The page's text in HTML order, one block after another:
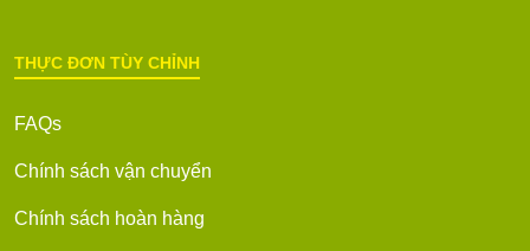
THỰC ĐƠN TÙY CHỈNH
FAQs
Chính sách vận chuyển
Chính sách hoàn hàng